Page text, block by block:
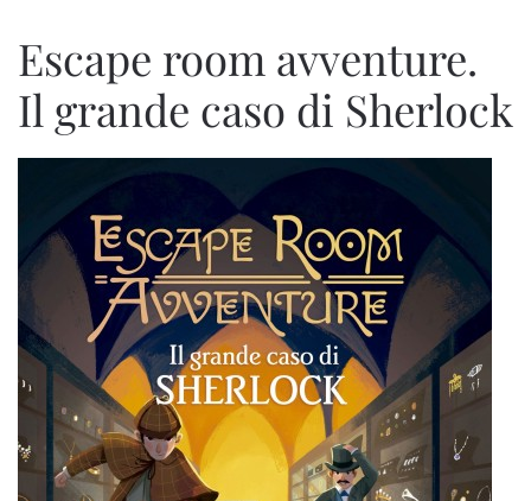
Escape room avventure.
Il grande caso di Sherlock